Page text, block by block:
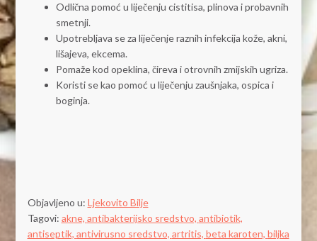
Odlična pomoć u liječenju cistitisa, plinova i probavnih
smetnji.
Upotrebljava se za liječenje raznih infekcija kože, akni,
lišajeva, ekcema.
Pomaže kod opeklina, čireva i otrovnih zmijskih ugriza.
Koristi se kao pomoć u liječenju zaušnjaka, ospica i
boginja.
Objavljeno u: Ljekovito Bilje
Tagovi: akne, antibakterijsko sredstvo, antibiotik,
antiseptik, antivirusno sredstvo, artritis, beta karoten, biljka